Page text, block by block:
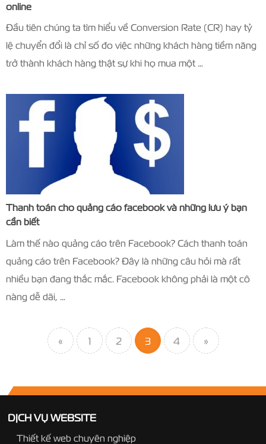
online
Đầu tiên chúng ta tìm hiểu về Conversion Rate (CR) hay tỷ
lệ chuyển đổi là chỉ số đo việc những khách hàng tiềm năng
trở thành khách hàng thật sự khi họ mua một …
Thanh toán cho quảng cáo facebook và những lưu ý bạn
cần biết
Làm thế nào quảng cáo trên Facebook? Cách thanh toán
quảng cáo trên Facebook? Đây là những câu hỏi mà rất
nhiều bạn đang thắc mắc. Facebook không phải là một cô
nàng dễ dãi, …
« 1 2 3 4 »
DỊCH VỤ WEBSITE
Thiết kế web chuyên nghiệp